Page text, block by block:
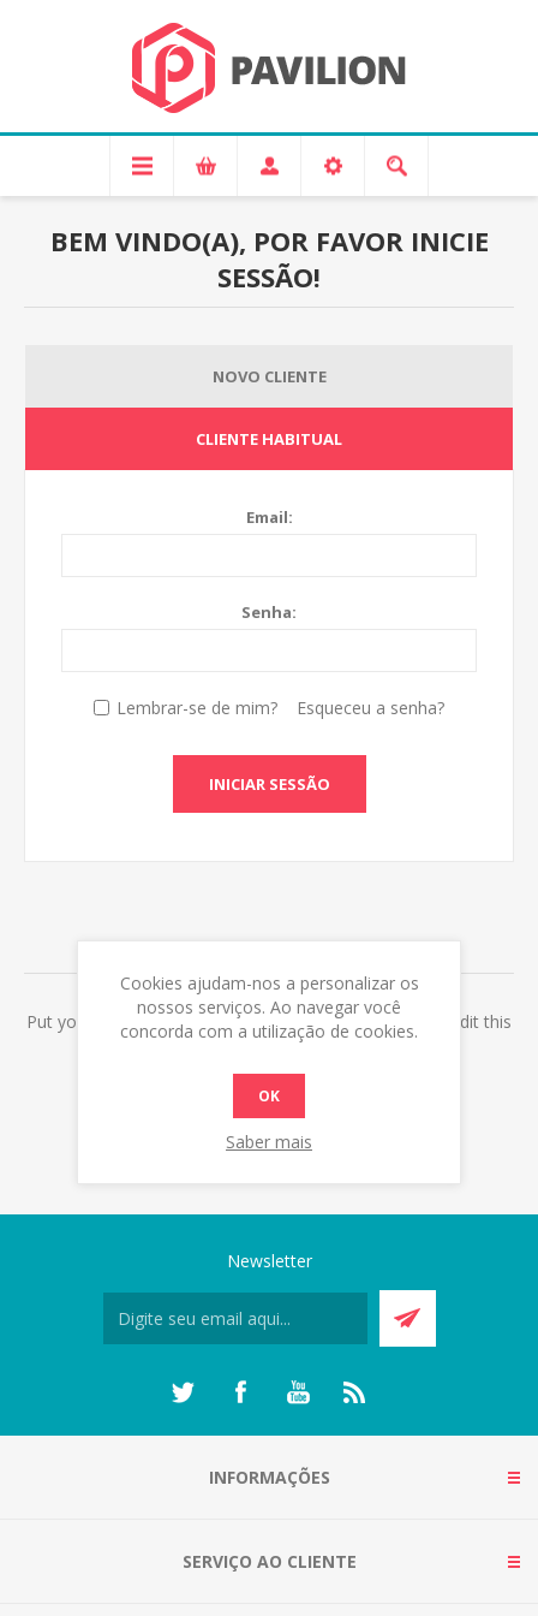
BEM VINDO(A), POR FAVOR INICIE
SESSÃO!
NOVO CLIENTE
CLIENTE HABITUAL
Email:
Senha:
Lembrar-se de mim? Esqueceu a senha?
INICIAR SESSÃO
Put your login / registration information here. You can edit this
Newsletter
INFORMAÇÕES
SERVIÇO AO CLIENTE
Cookies ajudam-nos a personalizar os
nossos serviços. Ao navegar você
concorda com a utilização de cookies.
OK
Saber mais